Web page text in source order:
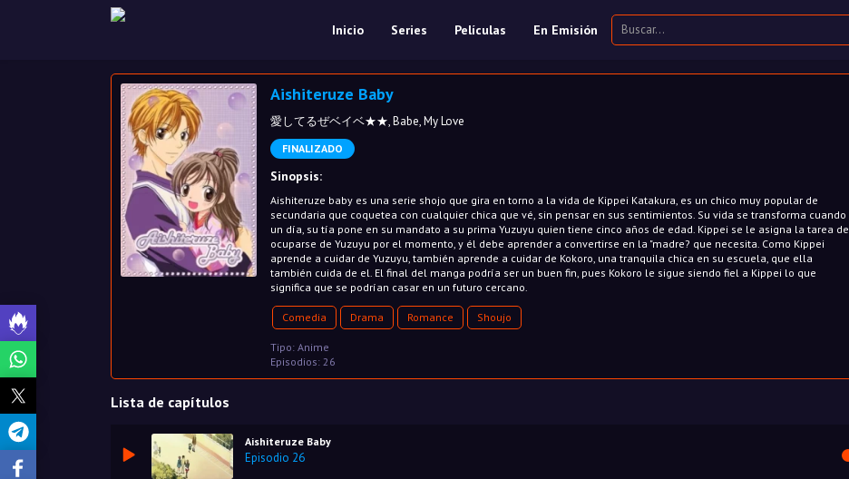
Inicio Series Películas En Emisión
Aishiteruze Baby
愛してるぜベイベ★★, Babe, My Love
FINALIZADO
Sinopsis:
Aishiteruze baby es una serie shojo que gira en torno a la vida de Kippei Katakura, es un chico muy popular de
secundaria que coquetea con cualquier chica que vé, sin pensar en sus sentimientos. Su vida se transforma cuando
un día, su tía pone en su mandato a su prima Yuzuyu quien tiene cinco años de edad. Kippei se le asigna la tarea de
ocuparse de Yuzuyu por el momento, y él debe aprender a convertirse en la "madre? que necesita. Como Kippei
aprende a cuidar de Yuzuyu, también aprende a cuidar de Kokoro, una tranquila chica en su escuela, que ella
también cuida de el. El final del manga podría ser un buen fin, pues Kokoro le sigue siendo fiel a Kippei lo que
significa que se podrían casar en un futuro cercano.
Comedia Drama Romance Shoujo
Tipo: Anime
Episodios: 26
Lista de capítulos
Aishiteruze Baby
Episodio 26